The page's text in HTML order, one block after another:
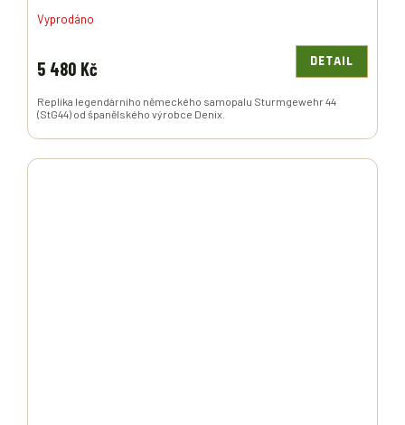
Vyprodáno
5 480 Kč DETAIL
Replika legendárního německého samopalu Sturmgewehr 44
(StG44) od španělského výrobce Denix.